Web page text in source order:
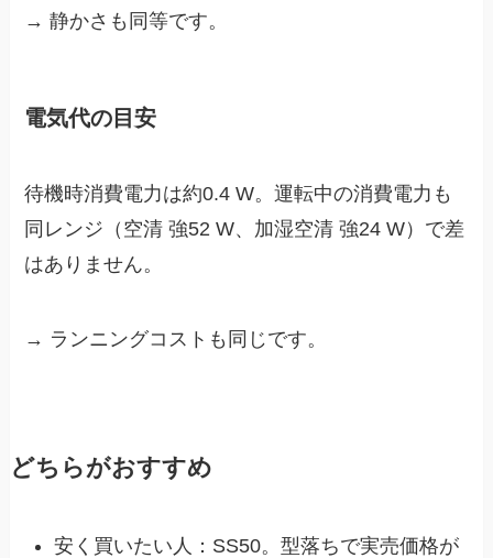
→ 静かさも同等です。
電気代の目安
待機時消費電力は約0.4 W。運転中の消費電力も
同レンジ（空清 強52 W、加湿空清 強24 W）で差
はありません。
→ ランニングコストも同じです。
どちらがおすすめ
安く買いたい人：SS50。型落ちで実売価格が